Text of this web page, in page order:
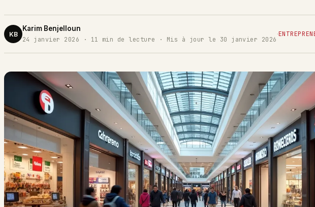
KB
Karim Benjelloun
24 janvier 2026 · 11 min de lecture · Mis à jour le 30 janvier 2026
·